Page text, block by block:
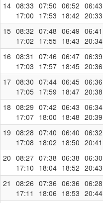
14 08:33
17:00
07:50
17:53
06:52
18:42
06:43
20:33
15 08:32
17:02
07:48
17:55
06:49
18:43
06:41
20:34
16 08:31
17:03
07:46
17:57
06:47
18:45
06:39
20:36
17 08:30
17:05
07:44
17:59
06:45
18:47
06:36
20:38
18 08:29
17:07
07:42
18:00
06:43
18:48
06:34
20:39
19 08:28
17:08
07:40
18:02
06:40
18:50
06:32
20:41
20 08:27
17:10
07:38
18:04
06:38
18:52
06:30
20:43
21
08:26
17:11
07:36
18:06
06:36
18:53
06:28
20:44